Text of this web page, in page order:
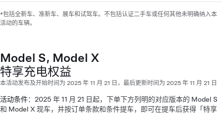
*包括全新车、准新车、展车和试驾车。不包括认证二手车或任何其他未明确纳入本
活动的车辆。
Model S, Model X
特享充电权益
本活动发布及开始时间为 2025 年 11 月 21 日，最后更新时间为 2025 年 11 月 21 日
活动条件：2025 年 11 月 21 日起，下单下方列明的对应版本的 Model S
和 Model X 现车，并按订单条款和条件提车，即可在提车后获得「特享